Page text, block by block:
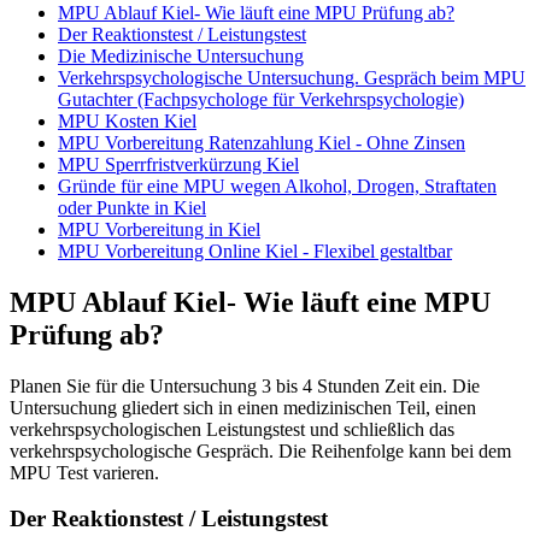
MPU Ablauf Kiel- Wie läuft eine MPU Prüfung ab?
Der Reaktionstest / Leistungstest
Die Medizinische Untersuchung
Verkehrspsychologische Untersuchung. Gespräch beim MPU
Gutachter (Fachpsychologe für Verkehrspsychologie)
MPU Kosten Kiel
MPU Vorbereitung Ratenzahlung Kiel - Ohne Zinsen
MPU Sperrfristverkürzung Kiel
Gründe für eine MPU wegen Alkohol, Drogen, Straftaten
oder Punkte in Kiel
MPU Vorbereitung in Kiel
MPU Vorbereitung Online Kiel - Flexibel gestaltbar
MPU Ablauf Kiel- Wie läuft eine MPU
Prüfung ab?
Planen Sie für die Untersuchung 3 bis 4 Stunden Zeit ein. Die
Untersuchung gliedert sich in einen medizinischen Teil, einen
verkehrspsychologischen Leistungstest und schließlich das
verkehrspsychologische Gespräch. Die Reihenfolge kann bei dem
MPU Test varieren.
Der Reaktionstest / Leistungstest